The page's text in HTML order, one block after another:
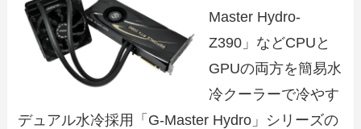
Master Hydro-
Z390」などCPUと
GPUの両方を簡易水
冷クーラーで冷やす
デュアル水冷採用「G-Master Hydro」シリーズの